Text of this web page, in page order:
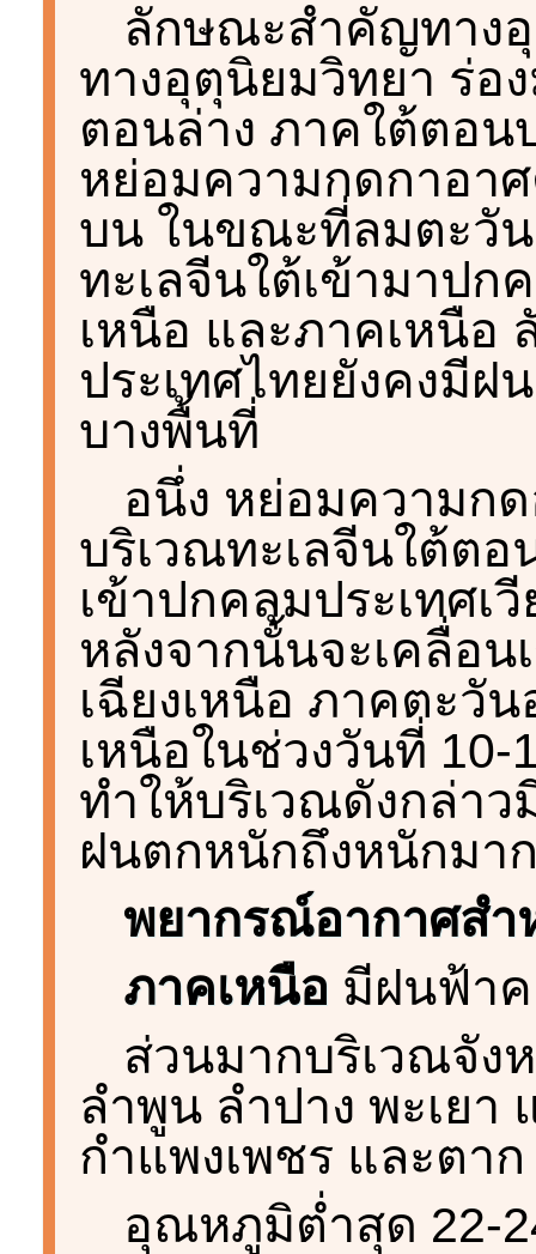
ลักษณะสำคัญทาง
ทางอุตุนิยมวิทยา ร่อ
ตอนล่าง ภาคใต้ตอน
หย่อมความกดกาอา
บน ในขณะที่ลมตะวั
ทะเลจีนใต้เข้ามาปก
เหนือ และภาคเหนือ
ประเทศไทยยังคงมี
บางพื้นที่
อนึ่ง หย่อมความก
บริเวณทะเลจีนใต้ต
เข้าปกคลุมประเทศ
หลังจากนั้นจะเคลื่อ
เฉียงเหนือ ภาคตะวั
เหนือในช่วงวันที่
ทำให้บริเวณดังกล่า
ฝนตกหนักถึงหนักมา
พยากรณ์อากาศสำ
ภาคเหนือ มีฝนฟ้า
ส่วนมากบริเวณจัง
ลำพูน ลำปาง พะเยา
กำแพงเพชร และตาก
อุณหภูมิต่ำสุด 22-